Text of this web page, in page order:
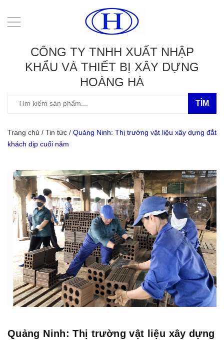
CÔNG TY TNHH XUẤT NHẬP
KHẨU VÀ THIẾT BỊ XÂY DỰNG
HOÀNG HÀ
TÌM
Trang chủ / Tin tức / Quảng Ninh: Thị trường vật liệu xây dựng đắt
khách dịp cuối năm
Quảng Ninh: Thị trường vật liệu xây dựng